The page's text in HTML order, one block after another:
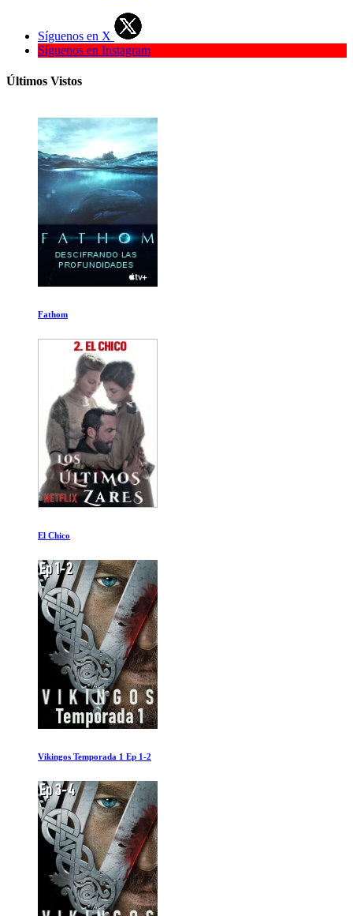
Síguenos en X
Síguenos en Instagram
Últimos Vistos
Fathom
El Chico
Vikingos Temporada 1 Ep 1-2